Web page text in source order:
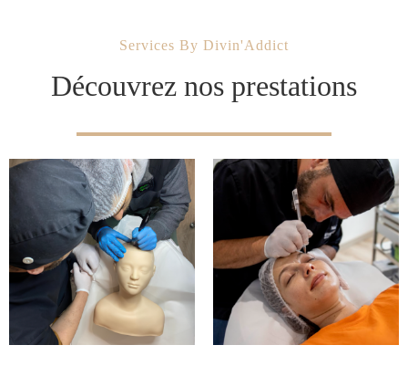
Services By Divin'Addict
Découvrez nos prestations